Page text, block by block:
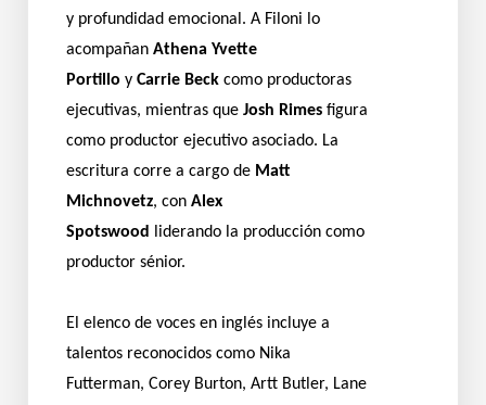
y profundidad emocional. A Filoni lo
acompañan Athena Yvette
Portillo y Carrie Beck como productoras
ejecutivas, mientras que Josh Rimes figura
como productor ejecutivo asociado. La
escritura corre a cargo de Matt
Michnovetz, con Alex
Spotswood liderando la producción como
productor sénior.
El elenco de voces en inglés incluye a
talentos reconocidos como Nika
Futterman, Corey Burton, Artt Butler, Lane